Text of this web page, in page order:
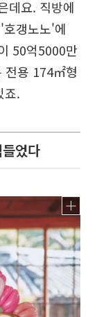
데요. 직방에
갱노노'에
50억5000만
전용 174㎡형
죠.
었다